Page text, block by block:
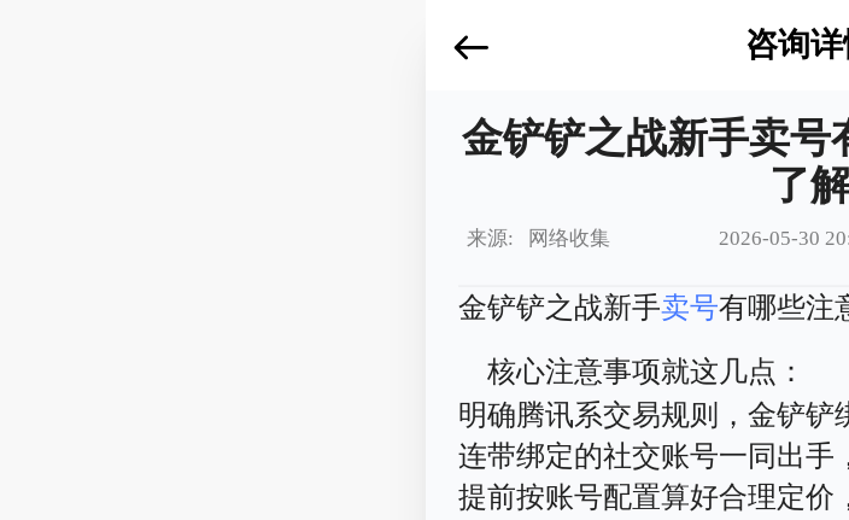
咨询
金铲铲之战新手卖号
了
来源: 网络收集 2026-05-30
金铲铲之战新手卖号有哪些注
核心注意事项就这几点：
明确腾讯系交易规则，金铲铲
连带绑定的社交账号一同出手
提前按账号配置算好合理定价